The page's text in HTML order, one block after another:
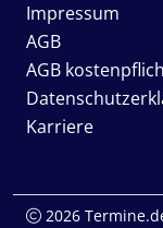
Impressum
AGB
AGB
Karriere
2026